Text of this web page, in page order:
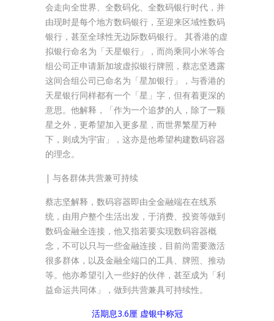
会走向全世界、全数码化、全数码银行时代，并
由现时是每个地方数码银行，至迎来区域性数码
银行，甚至全球性无边际数码银行。 其香港的虚
拟银行命名为「天星银行」，而尚乘同小米等合
组公司正申请新加坡虚拟银行牌照，蔡志坚透露
这间合组公司已命名为「星加银行」，与香港的
天星银行同样都有一个「星」字，但有着更深的
意思。他解释，「作为一个追梦的人，除了一颗
星之外，更希望加入更多星，而世界繁星万种
下，则成为宇宙」，这亦是他希望构建数码容器
的理念。
| 与各群体共营兼可持续
蔡志坚解释，数码容器即由全金融端在在线系
统，由用户整个生活出发，于消费、投资等做到
数码金融全连接，他又指若要实现数码容器概
念，不可以只与一些金融连接，目前尚需要激活
很多群体，以及金融全端口的工具、牌照、推动
等。他亦希望引入一些好的伙伴，甚至成为「利
益命运共同体」，做到共营兼具可持续性。
活期息3.6厘 虚银中称冠